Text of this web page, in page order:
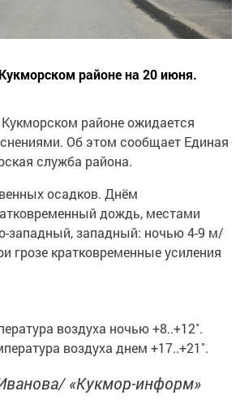
районе на 20 июня.
районе ожидается
Об этом сообщает Единая
служба района.
осадков. Днём
дождь, местами
западный, западный: ночью 4-9 м/
грозе кратковременные усиления
воздуха ночью +8..+12˚.
воздуха днем +17..+21˚.
«Кукмор-информ»